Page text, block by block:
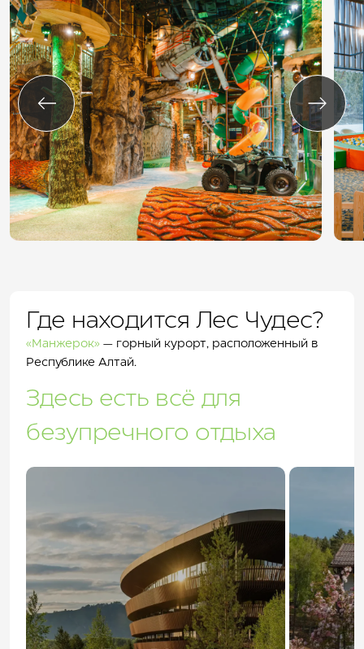
Где находится Лес Чудес?
«Манжерок» — горный курорт, расположенный в
Республике Алтай.
Здесь есть всё для
безупречного отдыха